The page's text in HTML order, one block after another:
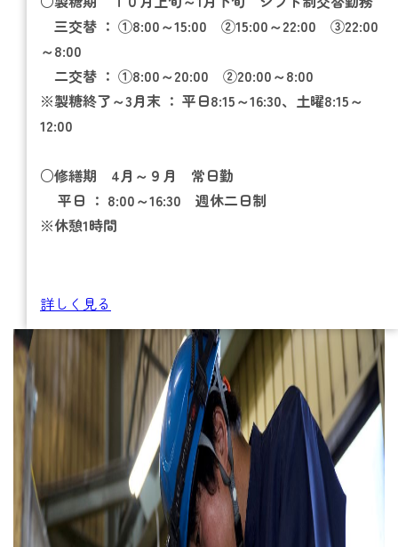
三交替 ： ①8:00～15:00 ②15:00～22:00 ③22:00
～8:00
二交替 ： ①8:00～20:00 ②20:00～8:00
※製糖終了～3月末 ： 平日8:15～16:30、土曜8:15～
12:00
○修繕期 4月～９月 常日勤
平日 ： 8:00～16:30 週休二日制
※休憩1時間
詳しく見る